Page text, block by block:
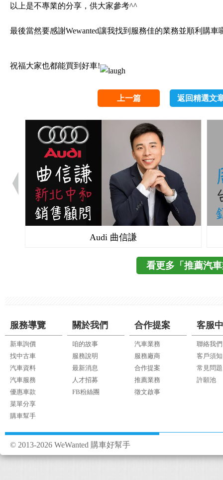
以上是不專業的分享，供大家參考^^
最後當然要感謝Wewanted讓我找到服務佳的業務並順利購車
祝福大家也都能買到好車!
上一篇 返回精選文
Audi 曲信謙
看更多「推薦汽
服務導覽
新車詢價
找中古車
汽車資料
汽車服務
優惠車款
菜單分享
購車幫手
關於我們
咱的故事
服務說明
最新消息
人才招募
FB粉絲團
合作提案
汽車業務
服務廠商
合作提案
推薦業務
徵文啟事
客服
聯絡我們
客戶須知
常見問題
許願池
© 2013-2026 WeWanted 購車好幫手